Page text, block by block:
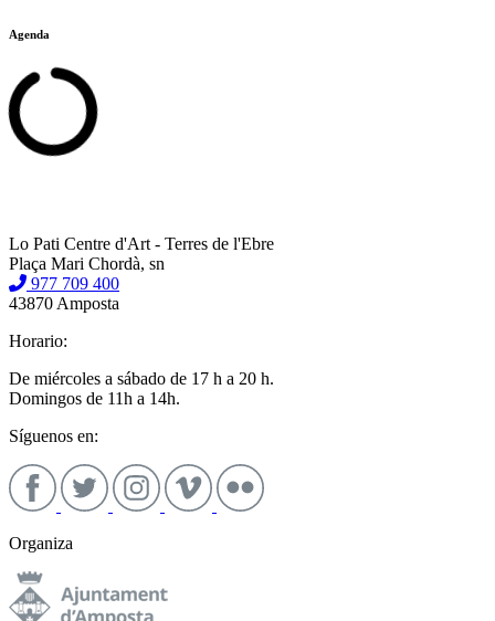
Agenda
Lo Pati Centre d'Art - Terres de l'Ebre
Plaça Mari Chordà, sn
977 709 400
43870 Amposta
Horario:
De miércoles a sábado de 17 h a 20 h.
Domingos de 11h a 14h.
Síguenos en:
Organiza